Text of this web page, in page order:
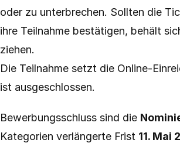
oder zu unterbrechen. Sollten die
ihre Teilnahme bestätigen, behält
ziehen.
Die Teilnahme setzt die Online-
ist ausgeschlossen.
Bewerbungsschluss sind die
Kategorien verlängerte Frist 11. Mai